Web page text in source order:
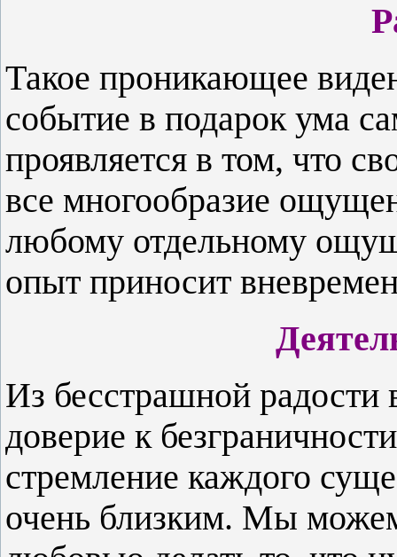
Такое проникающее
событие в подарок ума
проявляется в том, что
все многообразие
любому отдельному
опыт приносит
Из бесстрашной радости
доверие к
стремление каждого
очень близким. Мы